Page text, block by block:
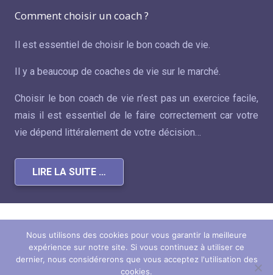
Comment choisir un coach ?
Il est essentiel de choisir le bon coach de vie.
Il y a beaucoup de coaches de vie sur le marché.
Choisir le bon coach de vie n’est pas un exercice facile,
mais il est essentiel de le faire correctement car votre
vie dépend littéralement de votre décision…
LIRE LA SUITE …
2026
Bruxelles
réservés.
Powered byProcurion – Services pour psychologues,
Nous utilisons des cookies pour vous garantir la meilleure
expérience sur notre site. Si vous continuez à utiliser ce
dernier, nous considérerons que vous acceptez l'utilisation des
cookies.